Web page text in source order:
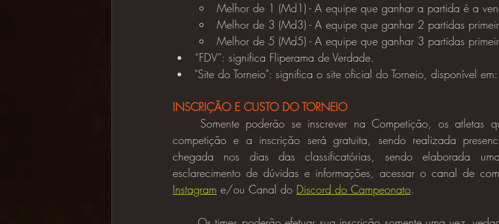
Melhor de 1 (Md1) - A equipe que ganhar a partida é a
Melhor de 3 (Md3) - A equipe que ganhar 2 partidas
Melhor de 5 (Md5) - A equipe que ganhar 3 partidas
“FDV”: significa Fliperama de Verdade.
"Site do Torneio": significa o site oficial do Torneio, disponível em:
INSCRIÇÃO E CUSTO DO TORNEIO
competição e a inscrição será gratuita, sendo realizada
chegada nos dias das classificatórias, sendo elaborada
esclarecimento de dúvidas e informações, acessar o canal de
Instagram e/ou Canal do Discord do Campeonato.